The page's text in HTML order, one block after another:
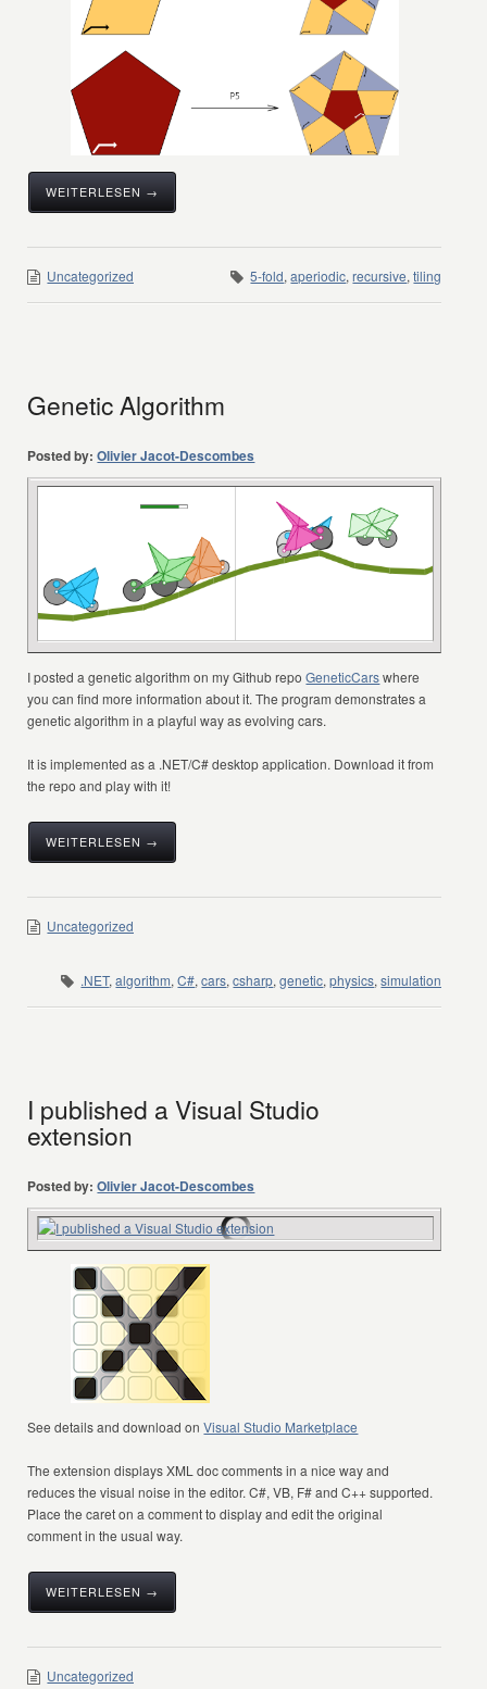
WEITERLESEN →
Uncategorized 5-fold,aperiodic,recursive,tiling
Genetic Algorithm
Posted by: Olivier Jacot-Descombes
I posted a genetic algorithm on my Github repoGeneticCarswhere
you can find more information about it. The program demonstrates a
genetic algorithm in a playful way as evolving cars.
It is implemented as a .NET/C# desktop application. Download it from
the repo and play with it!
WEITERLESEN →
Uncategorized
.NET,algorithm,C#,cars,csharp,genetic,physics,simulation
I published a Visual Studio
extension
Posted by: Olivier Jacot-Descombes
See details and download onVisual Studio Marketplace
The extension displays XML doc comments in a nice way and
reduces the visual noise in the editor. C#, VB, F# and C++ supported.
Place the caret on a comment to display and edit the original
comment in the usual way.
WEITERLESEN →
Uncategorized